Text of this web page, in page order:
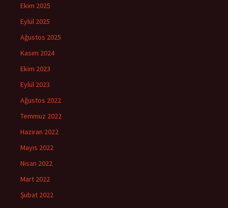
Ekim 2025
Eylül 2025
Ağustos 2025
Kasım 2024
Ekim 2023
Eylül 2023
Ağustos 2022
Temmuz 2022
Haziran 2022
Mayıs 2022
Nisan 2022
Mart 2022
Şubat 2022